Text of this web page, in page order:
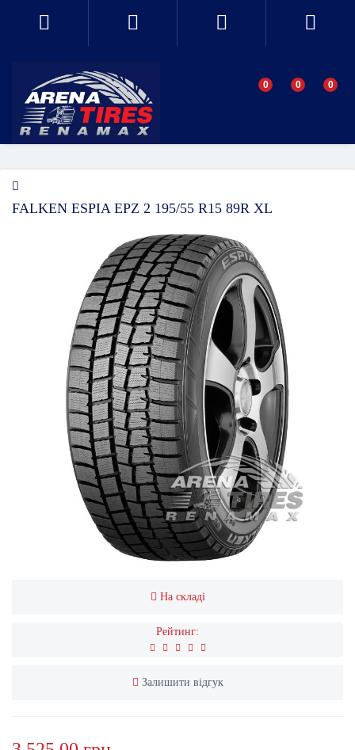
0 0 0
FALKEN ESPIA EPZ 2 195/55 R15 89R XL
На складі
Рейтинг:
Залишити відгук